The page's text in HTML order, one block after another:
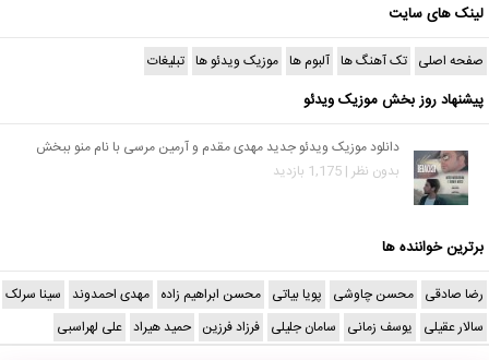
لینک های سایت
صفحه اصلی تک آهنگ ها آلبوم ها موزیک ویدئو ها تبلیغات
پیشنهاد روز بخش موزیک ویدئو
دانلود موزیک ویدئو جدید مهدی مقدم و آرمین مرسی با نام منو ببخش
بدون نظر | 1,175 بازدید
برترین خواننده ها
رضا صادقی محسن چاوشی پویا بیاتی محسن ابراهیم زاده مهدی احمدوند سینا سرلک
سالار عقیلی یوسف زمانی سامان جلیلی فرزاد فرزین حمید هیراد علی لهراسبی